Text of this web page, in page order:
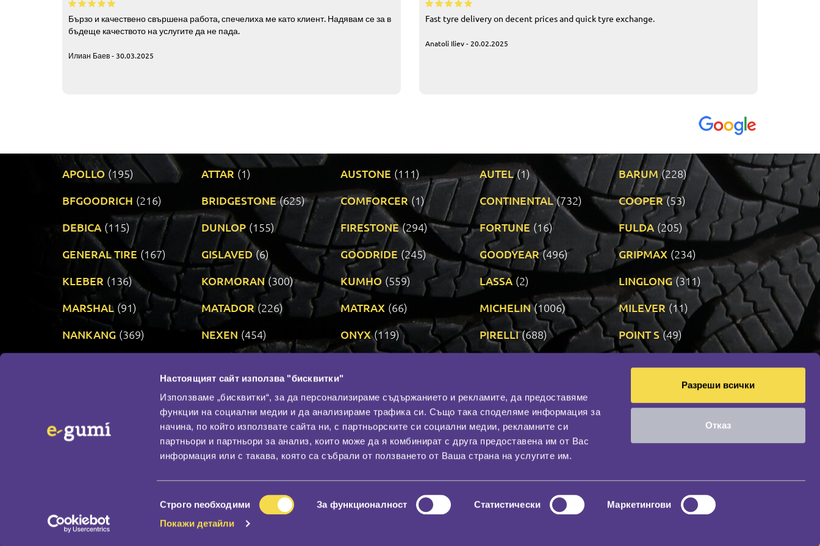
Настоящият сайт използва "бисквитки"
Използваме „бисквитки“, за да персонализираме съдържанието и рекламите, да предоставяме
функции на социални медии и да анализираме трафика си. Също така споделяме информация за
начина, по който използвате сайта ни, с партньорските си социални медии, рекламните си
партньори и партньори за анализ, които може да я комбинират с друга предоставена им от Вас
информация или с такава, която са събрали от ползването от Ваша страна на услугите им.
на
съгласие
Строго nеобходими За функционалност Статистически
Маркетингови
Покажи детайли
Разреши всички
Отказ
Бързо и качествено свършена работа, спечелиха ме като клиент. Надявам се за в
бъдеще качеството на услугите да не пада.
Илиан Баев - 30.03.2025
Fast tyre delivery on decent prices and quick tyre exchange.
Anatoli Iliev - 20.02.2025
APOLLO (195) ATTAR (1) AUSTONE (111) AUTEL (1) BARUM (228)
BFGOODRICH (216) BRIDGESTONE (625) COMFORCER (1) CONTINENTAL (732) COOPER (53)
DEBICA (115) DUNLOP (155) FIRESTONE (294) FORTUNE (16) FULDA (205)
GENERAL TIRE (167) GISLAVED (6) GOODRIDE (245) GOODYEAR (496) GRIPMAX (234)
KLEBER (136) KORMORAN (300) KUMHO (559) LASSA (2) LINGLONG (311)
MARSHAL (91) MATADOR (226) MATRAX (66) MICHELIN (1006) MILEVER (11)
NANKANG (369) NEXEN (454) ONYX (119) PIRELLI (688) POINT S (49)
VREDESTEIN (471)
По бранд
Промотирани гуми
Доставка и плащане
Политика за поверителност
Контакти
За нас
Гаранция
Социална мрежа
НАШИЯТ БЛОГ